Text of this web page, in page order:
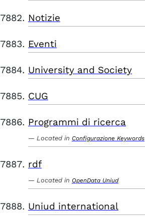
Notizie
Eventi
University and Society
CUG
Programmi di ricerca
Located in Configurazione Keywords
rdf
Located in OpenData Uniud
Uniud international